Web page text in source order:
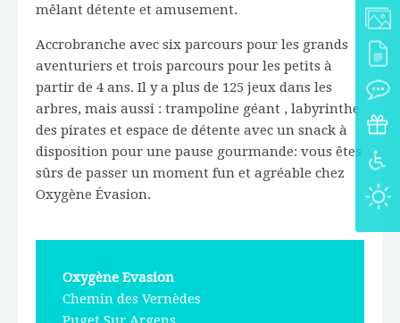
mêlant détente et amusement.
Accrobranche avec six parcours pour les grands
aventuriers et trois parcours pour les petits à
partir de 4 ans. Il y a plus de 125 jeux dans les
arbres, mais aussi : trampoline géant , labyrinthe
des pirates et espace de détente avec un snack à
disposition pour une pause gourmande: vous êtes
sûrs de passer un moment fun et agréable chez
Oxygène Évasion.
Oxygène Evasion
Chemin des Vernèdes